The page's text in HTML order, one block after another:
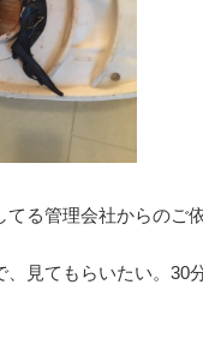
る管理会社からのご依
、見てもらいたい。